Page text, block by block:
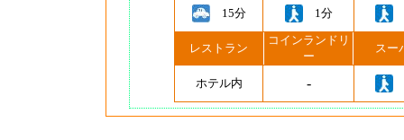
15分
1分
レストラン
コインランドリ
ー
スー
ホテル内 -